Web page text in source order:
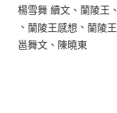
楊雪舞 續文 、 蘭陵王 、
、 蘭陵王感想 、 蘭陵
邕舞文 、 陳曉東